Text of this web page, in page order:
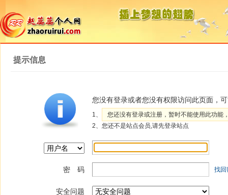
提示信息
您没有登录或者您没有权限访问此页面，
1、
您还没有登录或注册，暂时不能使用此功能
2、您还不是站点会员,请先登录站点
密 码 找回
安全问题